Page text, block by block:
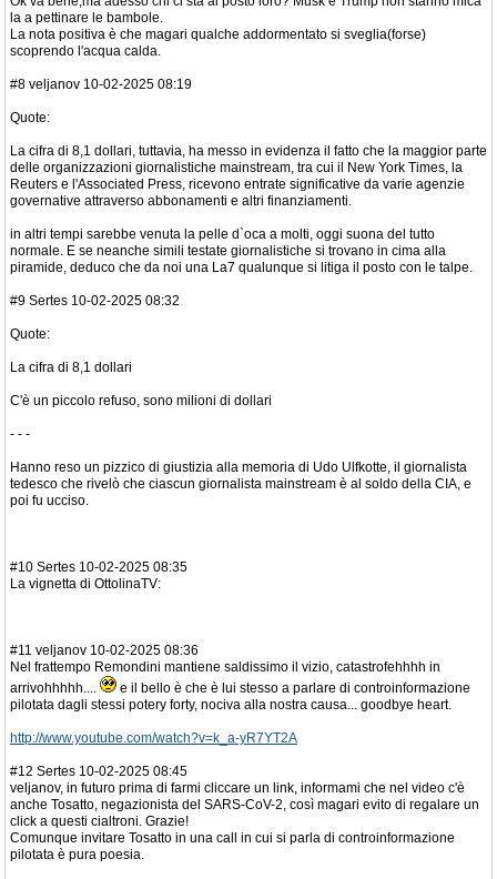
la a pettinare le bambole.
La nota positiva è che magari qualche addormentato si sveglia(forse)
scoprendo l'acqua calda.
#8 veljanov 10-02-2025 08:19
Quote:
La cifra di 8,1 dollari, tuttavia, ha messo in evidenza il fatto che la maggior parte
delle organizzazioni giornalistiche mainstream, tra cui il New York Times, la
Reuters e l'Associated Press, ricevono entrate significative da varie agenzie
governative attraverso abbonamenti e altri finanziamenti.
in altri tempi sarebbe venuta la pelle d`oca a molti, oggi suona del tutto
normale. E se neanche simili testate giornalistiche si trovano in cima alla
piramide, deduco che da noi una La7 qualunque si litiga il posto con le talpe.
#9 Sertes 10-02-2025 08:32
Quote:
La cifra di 8,1 dollari
C'è un piccolo refuso, sono milioni di dollari
- - -
Hanno reso un pizzico di giustizia alla memoria di Udo Ulfkotte, il giornalista
tedesco che rivelò che ciascun giornalista mainstream è al soldo della CIA, e
poi fu ucciso.
#10 Sertes 10-02-2025 08:35
La vignetta di OttolinaTV:
#11 veljanov 10-02-2025 08:36
Nel frattempo Remondini mantiene saldissimo il vizio, catastrofehhhh in
arrivohhhhh....
e il bello è che è lui stesso a parlare di controinformazione
pilotata dagli stessi potery forty, nociva alla nostra causa... goodbye heart.
http://www.youtube.com/watch?v=k_a-yR7YT2A
#12 Sertes 10-02-2025 08:45
veljanov, in futuro prima di farmi cliccare un link, informami che nel video c'è
anche Tosatto, negazionista del SARS-CoV-2, così magari evito di regalare un
click a questi cialtroni. Grazie!
Comunque invitare Tosatto in una call in cui si parla di controinformazione
pilotata è pura poesia.